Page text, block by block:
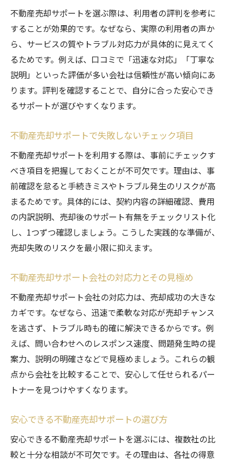
不動産売却サポートを選ぶ際は、利用者の評判を参考に
することが効果的です。なぜなら、実際の利用者の声か
ら、サービスの質やトラブル対応力が具体的に見えてく
るためです。例えば、口コミで「迅速な対応」「丁寧な
説明」といった評価が多い会社は信頼性が高い傾向にあ
ります。評判を確認することで、自分に合った安心でき
るサポートが選びやすくなります。
不動産売却サポートで失敗しないチェック項目
不動産売却サポートを利用する際は、事前にチェックす
べき項目を把握しておくことが不可欠です。理由は、事
前確認を怠ると手続きミスやトラブル発生のリスクが高
まるためです。具体的には、契約内容の詳細確認、費用
の内訳説明、売却後のサポート有無をチェックリスト化
し、1つずつ確認しましょう。こうした実践的な準備が、
売却失敗のリスクを最小限に抑えます。
不動産売却サポート会社の対応力とその見極め
不動産売却サポート会社の対応力は、売却成功の大きな
カギです。なぜなら、迅速で柔軟な対応が売却チャンス
を逃さず、トラブル時も的確に解決できるからです。例
えば、問い合わせへのレスポンス速度、問題発生時の提
案力、説明の明確さなどで見極めましょう。これらの観
点から会社を比較することで、安心して任せられるパー
トナーを見つけやすくなります。
安心できる不動産売却サポートの選び方
安心できる不動産売却サポートを選ぶには、複数社の比
較と十分な相談が不可欠です。その理由は、各社の得意